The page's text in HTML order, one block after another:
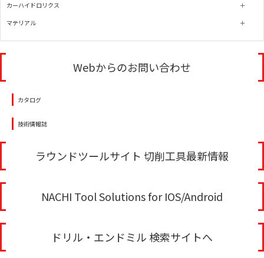
カーハイドロリクス
マテリアル
Webからのお問い合わせ
カタログ
技術情報誌
ラウンドツールサイト 切削工具最新情報
NACHI Tool Solutions for IOS/Android
ドリル・エンドミル 検索サイトへ